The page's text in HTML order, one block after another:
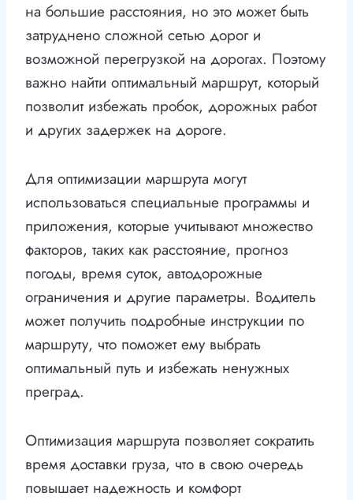
на большие расстояния, но это может быть
затруднено сложной сетью дорог и
возможной перегрузкой на дорогах. Поэтому
важно найти оптимальный маршрут, который
позволит избежать пробок, дорожных работ
и других задержек на дороге.
Для оптимизации маршрута могут
использоваться специальные программы и
приложения, которые учитывают множество
факторов, таких как расстояние, прогноз
погоды, время суток, автодорожные
ограничения и другие параметры. Водитель
может получить подробные инструкции по
маршруту, что поможет ему выбрать
оптимальный путь и избежать ненужных
преград.
Оптимизация маршрута позволяет сократить
время доставки груза, что в свою очередь
повышает надежность и комфорт